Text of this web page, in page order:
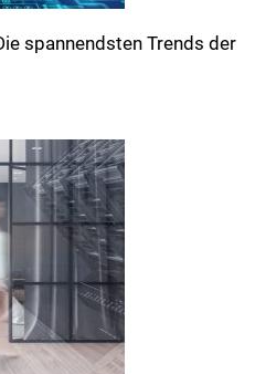
spannendsten Trends der